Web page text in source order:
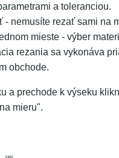
a toleranciou.
- nemusíte rezať sami na
mieste - výber
rezania sa vykonáva
obchode.
a prechode k výseku
mieru".